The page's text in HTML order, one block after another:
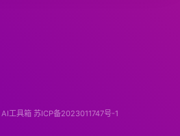
AI工具箱 苏ICP备2023011747号-1